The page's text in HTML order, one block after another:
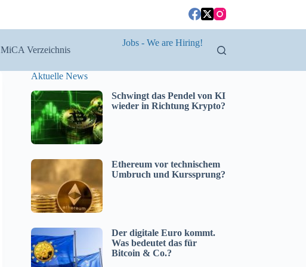
MiCA Verzeichnis
Jobs - We are Hiring!
Aktuelle News
Schwingt das Pendel von KI
wieder in Richtung Krypto?
Ethereum vor technischem
Umbruch und Kurssprung?
Der digitale Euro kommt.
Was bedeutet das für
Bitcoin & Co.?